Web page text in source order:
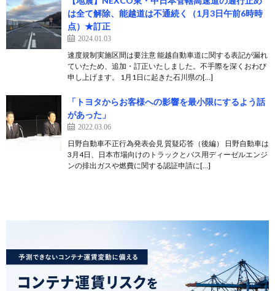
は全て解除、能越道は不通続く（1月3日午前6時時
点）★訂正
2024.01.03
速度規制実施区間は要注意 能越自動車道に関する表記が漏れ
ていたため、追加・訂正いたしました。不手際を深くおわび
申し上げます。 1月1日に起きた石川県の[…]
「トヨタからお客様への影響を最小限にするよう話
があった」
2022.03.06
日野自動車不正行為発表会見 質疑応答（後編） 日野自動車は
3月4日、日本市場向けのトラックとバス用ディーゼルエンジ
ンの排出ガスや燃費に関する認証申請に[…]